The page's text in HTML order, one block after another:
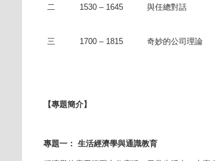
二 1530 – 1645 與任總對話
三 1700 – 1815 奇妙的公司理論
【專題簡介】
專題一： 生活經濟學與通識教育